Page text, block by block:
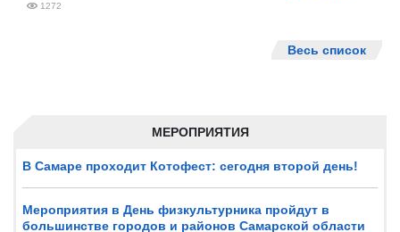
МЕРОПРИЯТИЯ
В Самаре проходит Котофест: сегодня второй день!
Мероприятия в День физкультурника пройдут в
большинстве городов и районов Самарской области
1272
Весь список